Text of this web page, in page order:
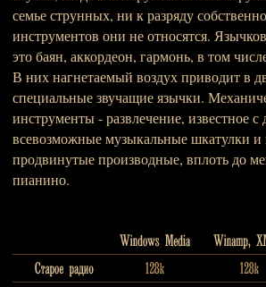
семье струнных, ни к разряду
инструментов они не относятся.
это баян, аккордеон, гармонь, в том
В них нагнетаемый воздух приводит в
специальные звучащие язычки.
инструменты - развлечение, известное
всевозможные музыкальные шкатулки и
продвинутые производные, вплоть до
пианино.